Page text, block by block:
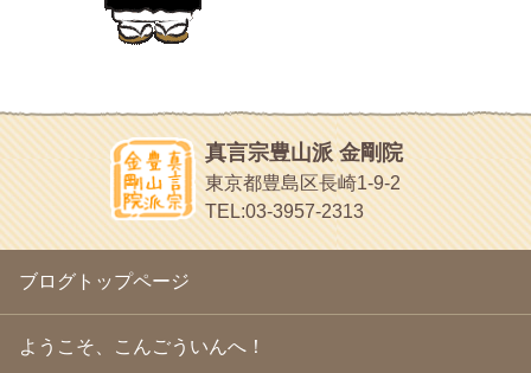
2010年9月(16)
(13)
2010年5月(22)
2010年4月(25)
2010年3月(22)
2010年2月
(23)
2010年1月(23)
2009年12月(18)
2009年10月(20)
2009年9月(20)
2009年8月 (18)
2009年7月
(21)
日本人の繊細な体質にあわせた、やさしく気持ちよい鍼灸治療で
ほうげん日記
放言じゃなくて和尚さんの名前だよ
面白いサイトみつけたよ。
ヘェ～という感じ
chocolab.Air♪DIALY
ラブラドールのワンちゃんがかわいいよ
真言宗豊山派 金剛院
東京都豊島区長崎1-9-2
TEL:03-3957-2313
ブログトップページ
ようこそ、こんごういんへ！